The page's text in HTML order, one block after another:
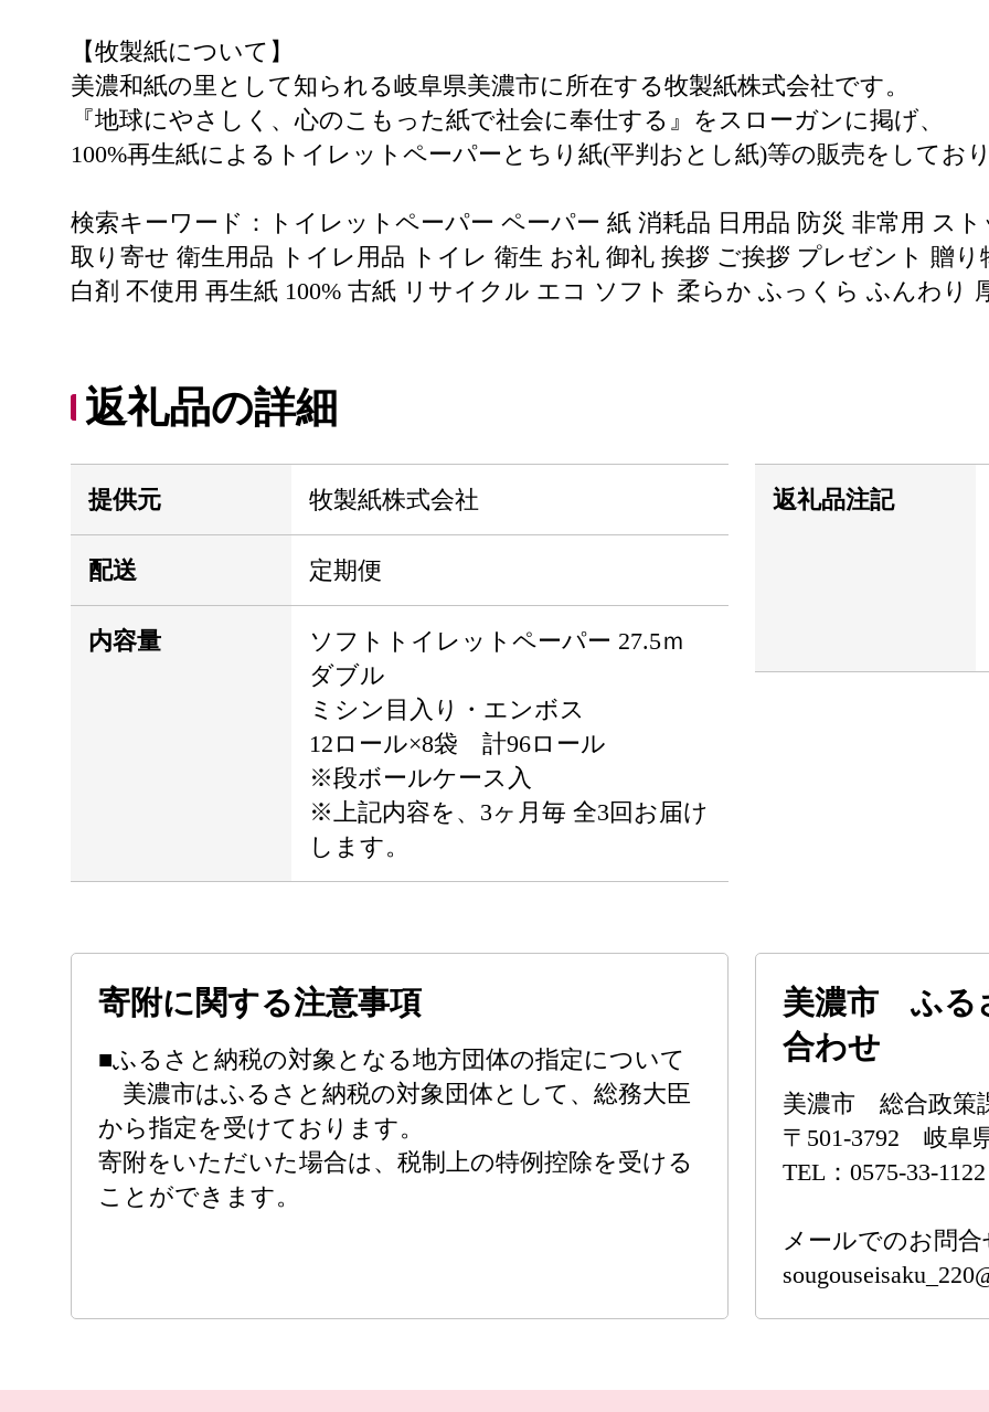
【牧製紙について】
美濃和紙の里として知られる岐阜県美濃市に所在する牧製紙株式会社です。
『地球にやさしく、心のこもった紙で社会に奉仕する』をスローガンに掲げ、
100%再生紙によるトイレットペーパーとちり紙(平判おとし紙)等の販売をしており
検索キーワード：トイレットペーパー ペーパー 紙 消耗品 日用品 防災 非常用 ス
取り寄せ 衛生用品 トイレ用品 トイレ 衛生 お礼 御礼 挨拶 ご挨拶 プレゼント 贈
白剤 不使用 再生紙 100% 古紙 リサイクル エコ ソフト 柔らか ふっくら ふんわり
返礼品の詳細
提供元 牧製紙株式会社
配送 定期便
内容量
ソフトトイレットペーパー 27.5ｍ
ダブル
ミシン目入り・エンボス
12ロール×8袋 計96ロール
※段ボールケース入
※上記内容を、3ヶ月毎 全3回お届け
します。
返礼品注記
寄附に関する注意事項
■ふるさと納税の対象となる地方団体の指定について
美濃市はふるさと納税の対象団体として、総務大臣
から指定を受けております。
寄附をいただいた場合は、税制上の特例控除を受ける
ことができます。
美濃市 ふる
合わせ
美濃市 総合政策
〒501-3792 岐阜
TEL：0575-33-1122
メールでのお問合